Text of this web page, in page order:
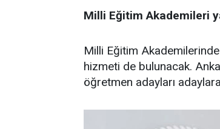
Milli Eğitim Akademileri
Milli Eğitim
hizmeti de bulunacak.
öğretmen adayları